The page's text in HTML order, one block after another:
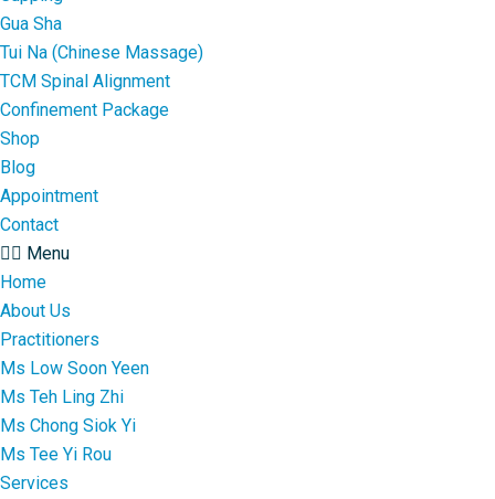
Gua Sha
Tui Na (Chinese Massage)
TCM Spinal Alignment
Confinement Package
Shop
Blog
Appointment
Contact
Menu
Home
About Us
Practitioners
Ms Low Soon Yeen
Ms Teh Ling Zhi
Ms Chong Siok Yi
Ms Tee Yi Rou
Services